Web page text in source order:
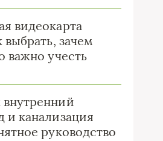
видеокарта
выбрать, зачем
важно учесть
и канализация
руководство